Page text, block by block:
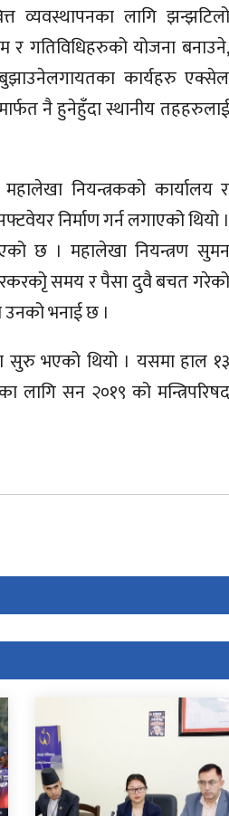
व्यवस्थापनका लागि झन्झटिलो
र गतिविधिहरुको योजना बनाउने,
कार्यहरु एक्सेल
नै हुनेहुँदा स्थानीय तहहरुलाई
महालेखा नियन्त्रकको कार्यालय र
निर्माण गर्न लगाएको थियो ।
छ । महालेखा नियन्त्रण सुमन
समय र पैसा दुवै बचत गरेको
भनाई छ ।
सुरु भएको थियो । यसमा हाल १३
सन २०१९ को मन्त्रिपरिषद